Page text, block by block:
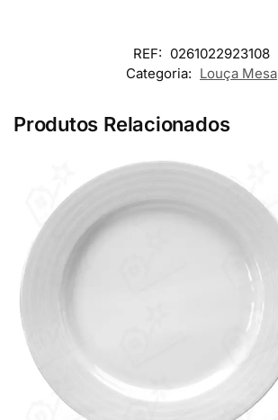
REF: 0261022923108
Categoria: Louça Mesa
Produtos Relacionados